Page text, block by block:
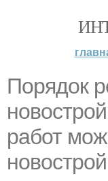
Порядок
работ